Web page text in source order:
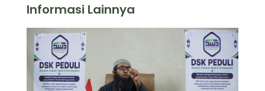
Informasi Lainnya